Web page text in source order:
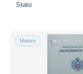
Stato
Nuovo